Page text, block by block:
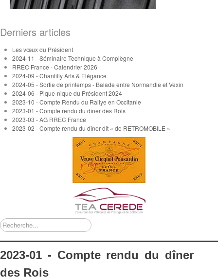
Derniers articles
Les vœux du Président
2024-11 - Séminaire Technique à Compiègne
RREC France - Calendrier 2026
2024-09 - Chantilly Arts & Elégance
2024-05 - Sortie de printemps - Balade entre Normandie et Vexin
2024-06 - Pique-nique du Président 2024
2023-10 - Compte Rendu du Rallye en Occitanie
2023-01 - Compte rendu du dîner des Rois
2023-03 - AG RREC France
2023-02 - Compte rendu du dîner dit « de RETROMOBILE »
Rechercher
2023-01 - Compte rendu du dîner
des Rois